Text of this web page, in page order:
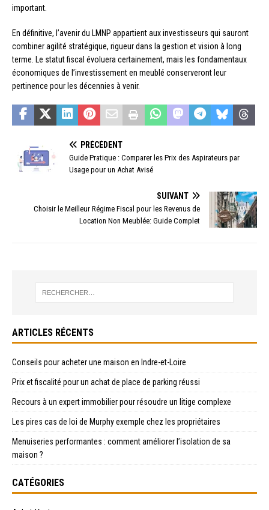
important.
En définitive, l’avenir du LMNP appartient aux investisseurs qui sauront
combiner agilité stratégique, rigueur dans la gestion et vision à long
terme. Le statut fiscal évoluera certainement, mais les fondamentaux
économiques de l’investissement en meublé conserveront leur
pertinence pour les décennies à venir.
PRÉCÉDENT
Guide Pratique : Comparer les Prix des Aspirateurs par
Usage pour un Achat Avisé
SUIVANT
Choisir le Meilleur Régime Fiscal pour les Revenus de
Location Non Meublée: Guide Complet
ARTICLES RÉCENTS
Conseils pour acheter une maison en Indre-et-Loire
Prix et fiscalité pour un achat de place de parking réussi
Recours à un expert immobilier pour résoudre un litige complexe
Les pires cas de loi de Murphy exemple chez les propriétaires
Menuiseries performantes : comment améliorer l’isolation de sa
maison ?
CATÉGORIES